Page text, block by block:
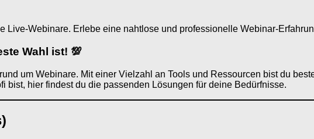
Live-Webinare. Erlebe eine nahtlose und professionelle Webinar-
Wahl ist! 💯
um Webinare. Mit einer Vielzahl an Tools und Ressourcen bist du
bist, hier findest du die passenden Lösungen für deine Bedürfnisse.